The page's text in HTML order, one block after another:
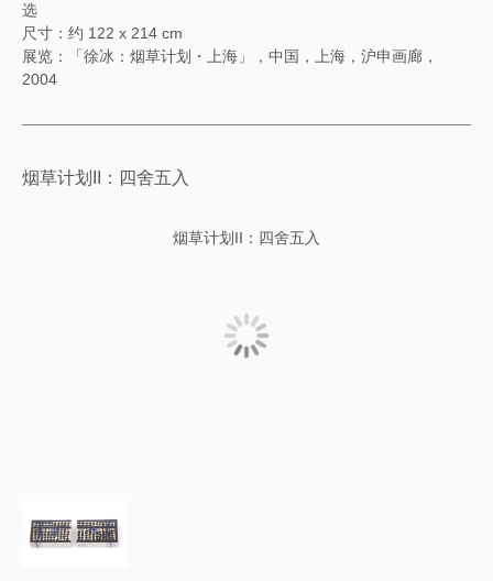
选
尺寸：约 122 x 214 cm
展览：「徐冰：烟草计划・上海」，中国，上海，沪申画廊，
2004
烟草计划II：四舍五入
烟草计划II：四舍五入